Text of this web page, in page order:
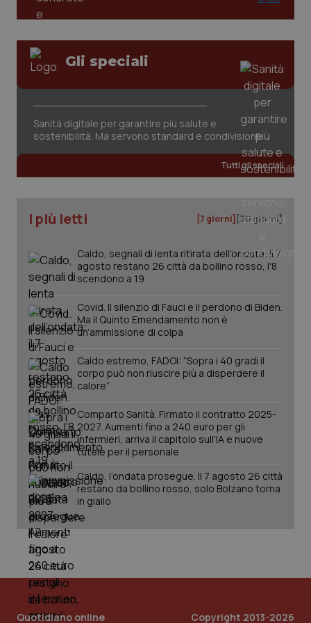
Gli speciali
Sanità digitale per garantire più salute e
sostenibilità. Ma servono standard e condivisione
Tutti gli speciali
I più letti [7 giorni] [30 giorni]
Caldo, segnali di lenta ritirata dell'ondata: il 7
agosto restano 26 città da bollino rosso, l'8
scendono a 19
Covid. Il silenzio di Fauci e il perdono di Biden.
Ma il Quinto Emendamento non è
un’ammissione di colpa
Caldo estremo, FADOI: “Sopra i 40 gradi il
corpo può non riuscire più a disperdere il
calore”
Comparto Sanità. Firmato il contratto 2025-
2027. Aumenti fino a 240 euro per gli
infermieri, arriva il capitolo sull'IA e nuove
tutele per il personale
Caldo, l’ondata prosegue. Il 7 agosto 26 città
restano da bollino rosso, solo Bolzano torna
in giallo
Quotidiano online Copyright 2013-2026
CookieScript
www.quotidianosanita.it
tracking-sites-ironfish-
tracking-sites-ironfish-
session-id
www.quotidianosanita.it
_ga
Google LLC
.quotidianosanita.it